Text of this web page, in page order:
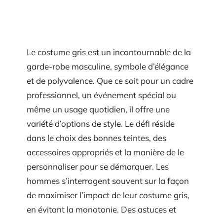
Le costume gris est un incontournable de la
garde-robe masculine, symbole d’élégance
et de polyvalence. Que ce soit pour un cadre
professionnel, un événement spécial ou
même un usage quotidien, il offre une
variété d’options de style. Le défi réside
dans le choix des bonnes teintes, des
accessoires appropriés et la manière de le
personnaliser pour se démarquer. Les
hommes s’interrogent souvent sur la façon
de maximiser l’impact de leur costume gris,
en évitant la monotonie. Des astuces et